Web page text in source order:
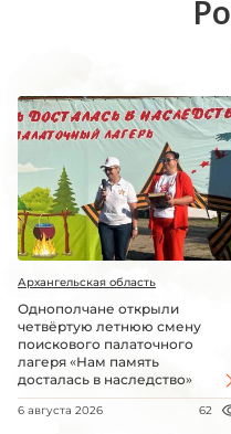
Архангельская область
Однополчане открыли
четвёртую летнюю смену
поискового палаточного
лагеря «Нам память
досталась в наследство»
6 августа 2026 62